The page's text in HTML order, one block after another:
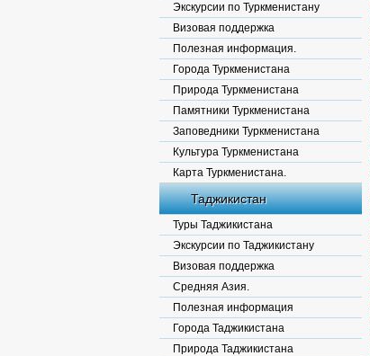
Экскурсии по Туркменистану
Визовая поддержка
Полезная информация.
Города Туркменистана
Природа Туркменистана
Памятники Туркменистана
Заповедники Туркменистана
Культура Туркменистана
Карта Туркменистана.
Таджикистан
Туры Таджикистана
Экскурсии по Таджикистану
Визовая поддержка
Средняя Азия.
Полезная информация
Города Таджикистана
Природа Таджикистана